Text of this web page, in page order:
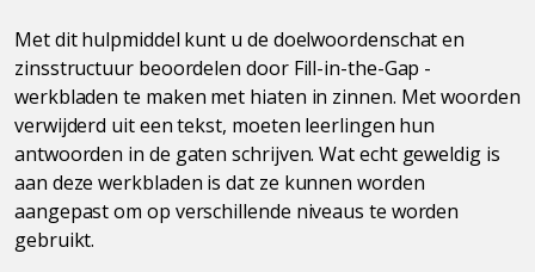
Met dit hulpmiddel kunt u de doelwoordenschat en
zinsstructuur beoordelen door Fill-in-the-Gap -
werkbladen te maken met hiaten in zinnen. Met woorden
verwijderd uit een tekst, moeten leerlingen hun
antwoorden in de gaten schrijven. Wat echt geweldig is
aan deze werkbladen is dat ze kunnen worden
aangepast om op verschillende niveaus te worden
gebruikt.